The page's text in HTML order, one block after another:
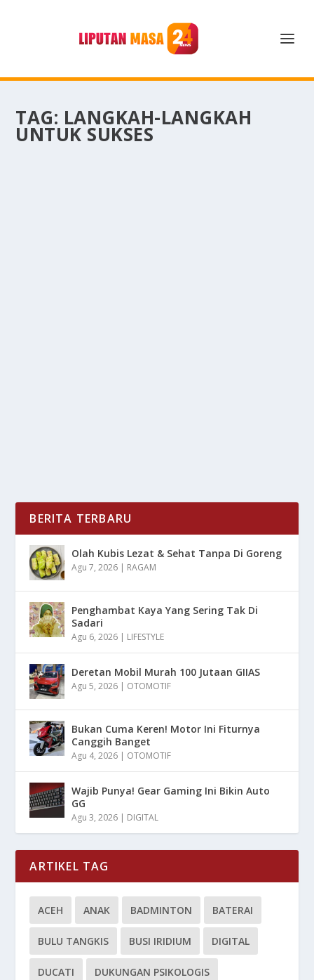
TAG: LANGKAH-LANGKAH
UNTUK SUKSES
BERITA TERBARU
Olah Kubis Lezat & Sehat Tanpa Di Goreng
Agu 7, 2026 | RAGAM
Penghambat Kaya Yang Sering Tak Di
Sadari
Agu 6, 2026 | LIFESTYLE
Deretan Mobil Murah 100 Jutaan GIIAS
Agu 5, 2026 | OTOMOTIF
Bukan Cuma Keren! Motor Ini Fiturnya
Canggih Banget
Agu 4, 2026 | OTOMOTIF
Wajib Punya! Gear Gaming Ini Bikin Auto
GG
Agu 3, 2026 | DIGITAL
ARTIKEL TAG
ACEH ANAK BADMINTON BATERAI
BULU TANGKIS BUSI IRIDIUM DIGITAL
DUCATI DUKUNGAN PSIKOLOGIS